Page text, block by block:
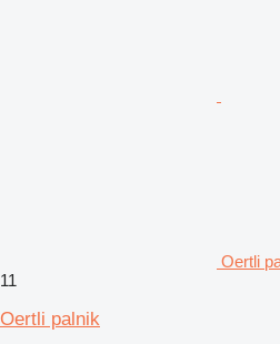
Oertli
11
Oertli palnik